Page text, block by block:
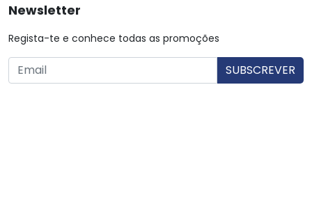
Newsletter
Regista-te e conhece todas as promoções